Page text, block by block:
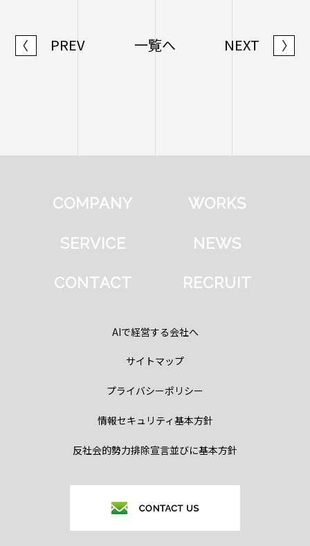
〈 PREV 一覧へ NEXT 〉
COMPANY WORKS
SERVICE NEWS
CONTACT RECRUIT
AIで経営する会社へ
サイトマップ
プライバシーポリシー
情報セキュリティ基本方針
反社会的勢力排除宣言並びに基本方針